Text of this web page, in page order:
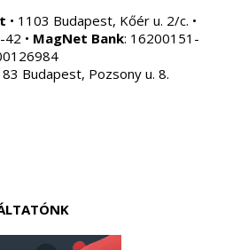
• 1103 Budapest, Kőér u. 2/c. •
• MagNet Bank: 16200151-
Budapest, Pozsony u. 8.